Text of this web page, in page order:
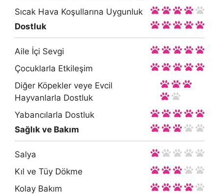
Sıcak Hava Koşullarına Uygunluk
Dostluk
Aile İçi Sevgi
Çocuklarla Etkileşim
Diğer Köpekler veye Evcil
Hayvanlarla Dostluk
Yabancılarla Dostluk
Sağlık ve Bakım
Salya
Kıl ve Tüy Dökme
Kolay Bakım